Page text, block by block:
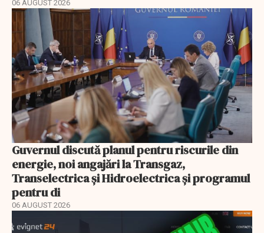
06 AUGUST 2026
Guvernul discută planul pentru riscurile din
energie, noi angajări la Transgaz,
Transelectrica și Hidroelectrica și programul
pentru di
06 AUGUST 2026